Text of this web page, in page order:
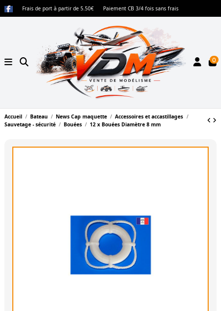
Frais de port à partir de 5.50€ Paiement CB 3/4 fois sans frais
0
Accueil Bateau News Cap maquette
Accessoires et accastillages
Sauvetage - sécurité
Bouées 12 x Bouées Diamètre 8 mm